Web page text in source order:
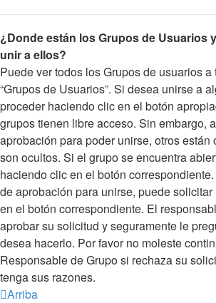
¿Donde están los Grupos de Usuarios
unir a ellos?
Puede ver todos los Grupos de usuarios
“Grupos de Usuarios”. Si desea unirse a
proceder haciendo clic en el botón
grupos tienen libre acceso. Sin embargo,
aprobación para poder unirse, otros están
son ocultos. Si el grupo se encuentra
haciendo clic en el botón
de aprobación para unirse, puede
en el botón correspondiente. El
aprobar su solicitud y seguramente le
desea hacerlo. Por favor no moleste
Responsable de Grupo si rechaza su
tenga sus razones.
Arriba